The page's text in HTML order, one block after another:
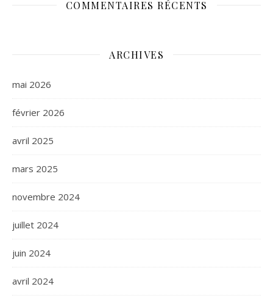
COMMENTAIRES RÉCENTS
ARCHIVES
mai 2026
février 2026
avril 2025
mars 2025
novembre 2024
juillet 2024
juin 2024
avril 2024